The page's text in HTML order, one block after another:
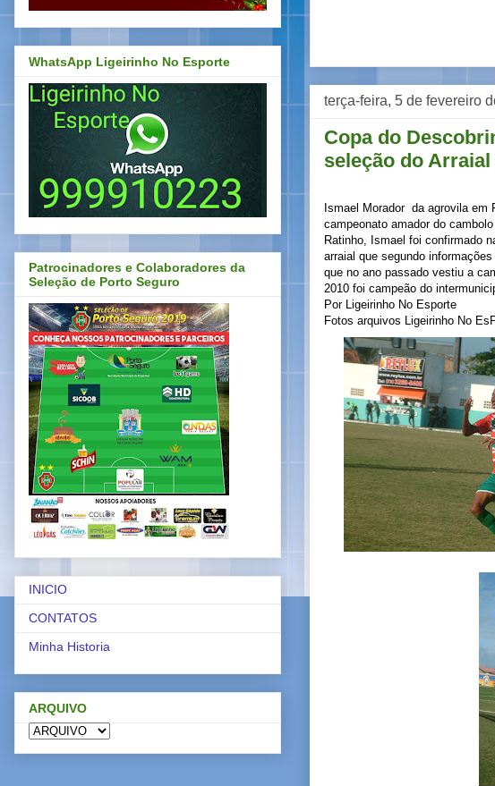
terça-feira, 5 de fevereiro
Copa do
seleção do Arraial
Ismael Morador da agrovila em
campeonato amador do
Ratinho, Ismael foi confirmado
arraial que segundo
que no ano passado vestiu a
2010 foi campeão do
Por Ligeirinho No Esporte
Fotos arquivos Ligeirinho No
WhatsApp Ligeirinho No Esporte
Patrocinadores e Colaboradores da
Seleção de Porto Seguro
INICIO
CONTATOS
Minha Historia
ARQUIVO